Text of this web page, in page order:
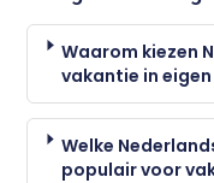
Waarom kiezen
vakantie in
Welke
populair voor